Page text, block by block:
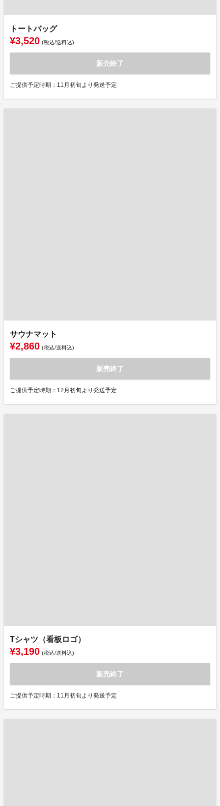
トートバッグ
¥3,520 (税込/送料込)
販売終了
ご提供予定時期：11月初旬より発送予定
サウナマット
¥2,860 (税込/送料込)
販売終了
ご提供予定時期：12月初旬より発送予定
Tシャツ（看板ロゴ）
¥3,190 (税込/送料込)
販売終了
ご提供予定時期：11月初旬より発送予定